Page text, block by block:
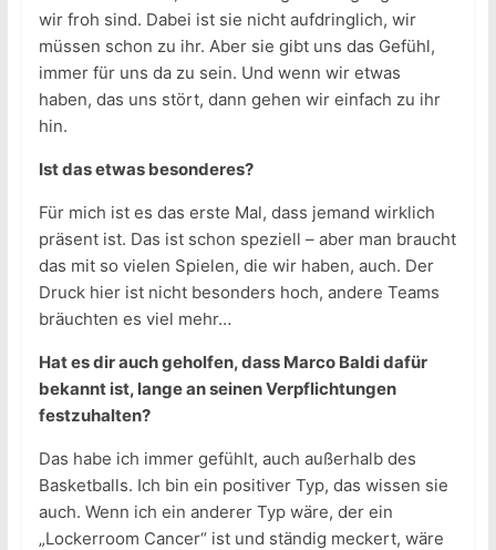
wir froh sind. Dabei ist sie nicht aufdringlich, wir
müssen schon zu ihr. Aber sie gibt uns das Gefühl,
immer für uns da zu sein. Und wenn wir etwas
haben, das uns stört, dann gehen wir einfach zu ihr
hin.
Ist das etwas besonderes?
Für mich ist es das erste Mal, dass jemand wirklich
präsent ist. Das ist schon speziell – aber man braucht
das mit so vielen Spielen, die wir haben, auch. Der
Druck hier ist nicht besonders hoch, andere Teams
bräuchten es viel mehr…
Hat es dir auch geholfen, dass Marco Baldi dafür
bekannt ist, lange an seinen Verpflichtungen
festzuhalten?
Das habe ich immer gefühlt, auch außerhalb des
Basketballs. Ich bin ein positiver Typ, das wissen sie
auch. Wenn ich ein anderer Typ wäre, der ein
„Lockerroom Cancer“ ist und ständig meckert, wäre